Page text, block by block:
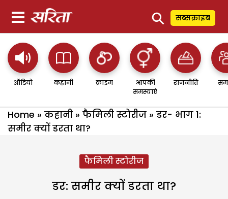
⚲ सब्सक्राइब
ऑडियो कहानी क्राइम
आपकी
समस्याएं
राजनीति
Home » कहानी » फैमिली स्टोरीज » डर- भाग 1:
समीर क्यों डरता था?
फैमिली स्टोरीज
डर: समीर क्यों डरता था?